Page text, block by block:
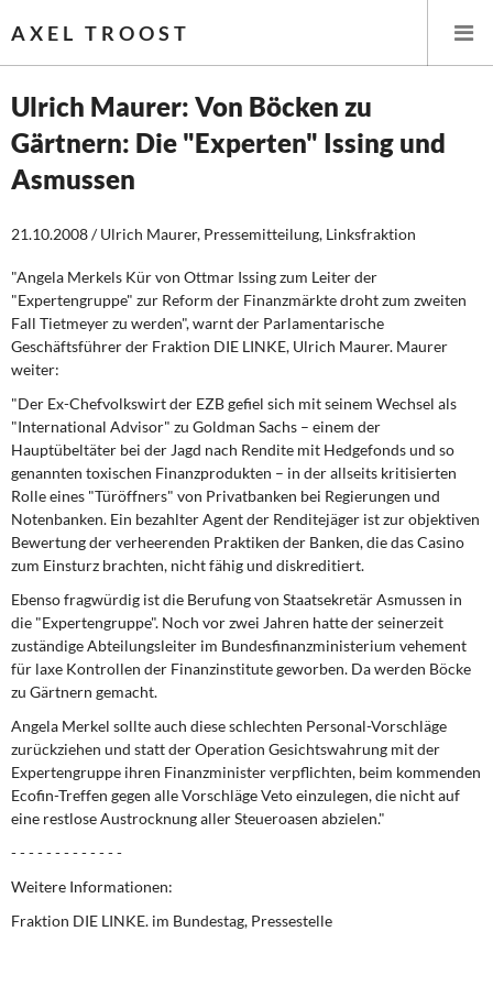
AXEL TROOST
Startseite
Wirtschaftspolitik
Steuer- und Finanzpolitik
Öffentliche Infrastruktur und Daseinsvorsorge
Eurokrise und Griechenland
DIE LINKE
Weitere Themen
Memo-Gruppe
Institut Solidarische Moderne
Rosa-Luxemburg-Stiftung
Über mich
Kontakt
Ulrich Maurer: Von Böcken zu
Gärtnern: Die "Experten" Issing und
Asmussen
21.10.2008 / Ulrich Maurer, Pressemitteilung, Linksfraktion
"Angela Merkels Kür von Ottmar Issing zum Leiter der
"Expertengruppe" zur Reform der Finanzmärkte droht zum zweiten
Fall Tietmeyer zu werden", warnt der Parlamentarische
Geschäftsführer der Fraktion DIE LINKE, Ulrich Maurer. Maurer
weiter:
"Der Ex-Chefvolkswirt der EZB gefiel sich mit seinem Wechsel als
"International Advisor" zu Goldman Sachs – einem der
Hauptübeltäter bei der Jagd nach Rendite mit Hedgefonds und so
genannten toxischen Finanzprodukten – in der allseits kritisierten
Rolle eines "Türöffners" von Privatbanken bei Regierungen und
Notenbanken. Ein bezahlter Agent der Renditejäger ist zur objektiven
Bewertung der verheerenden Praktiken der Banken, die das Casino
zum Einsturz brachten, nicht fähig und diskreditiert.
Ebenso fragwürdig ist die Berufung von Staatsekretär Asmussen in
die "Expertengruppe". Noch vor zwei Jahren hatte der seinerzeit
zuständige Abteilungsleiter im Bundesfinanzministerium vehement
für laxe Kontrollen der Finanzinstitute geworben. Da werden Böcke
zu Gärtnern gemacht.
Angela Merkel sollte auch diese schlechten Personal-Vorschläge
zurückziehen und statt der Operation Gesichtswahrung mit der
Expertengruppe ihren Finanzminister verpflichten, beim kommenden
Ecofin-Treffen gegen alle Vorschläge Veto einzulegen, die nicht auf
eine restlose Austrocknung aller Steueroasen abzielen."
- - - - - - - - - - - - -
Weitere Informationen:
Fraktion DIE LINKE. im Bundestag, Pressestelle